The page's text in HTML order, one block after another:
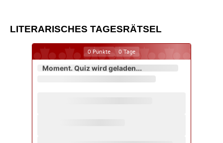
LITERARISCHES TAGESRÄTSEL
0 Punkte 0 Tage
Moment. Quiz wird geladen...